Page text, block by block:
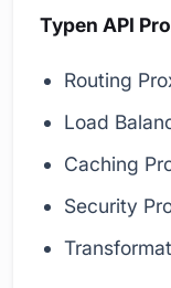
Typen API
Routing
Load
Caching
Security